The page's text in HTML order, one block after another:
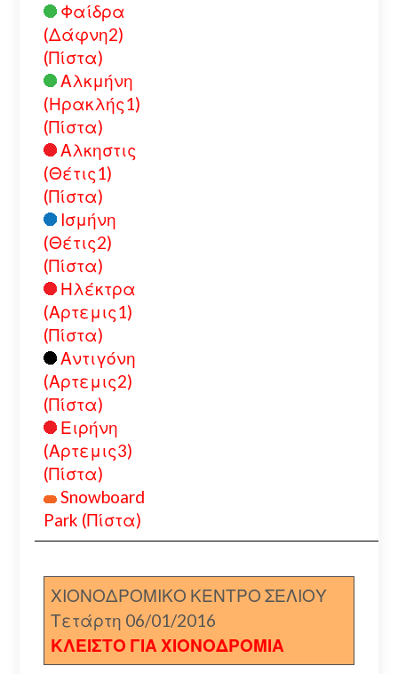
Φαίδρα
(Δάφνη2)
(Πίστα)
Αλκμήνη
(Ηρακλής1)
(Πίστα)
Αλκηστις
(Θέτις1)
(Πίστα)
Ισμήνη
(Θέτις2)
(Πίστα)
Ηλέκτρα
(Αρτεμις1)
(Πίστα)
Αντιγόνη
(Αρτεμις2)
(Πίστα)
Ειρήνη
(Αρτεμις3)
(Πίστα)
Snowboard
Park (Πίστα)
ΧΙΟΝΟΔΡΟΜΙΚΟ ΚΕΝΤΡΟ ΣΕΛΙΟΥ
Τετάρτη 06/01/2016
ΚΛΕΙΣΤΟ ΓΙΑ ΧΙΟΝΟΔΡΟΜΙΑ